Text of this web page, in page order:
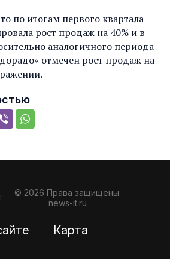
по итогам первого квартала
рост продаж на 40% и в
аналогичного периода
отмечен рост продаж на
© 2026 Права защищены.
news-it.ru
Карта